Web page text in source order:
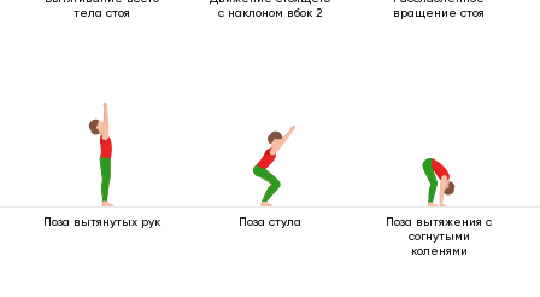
тела стоя
с наклоном вбок 2
вращение стоя
Поза вытянутых рук Поза стула
Поза вытяжения с
согнутыми
коленями